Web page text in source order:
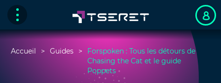
Accueil Guides
Forspoken : Tous les détours de
Chasing the Cat et le guide
Poppets